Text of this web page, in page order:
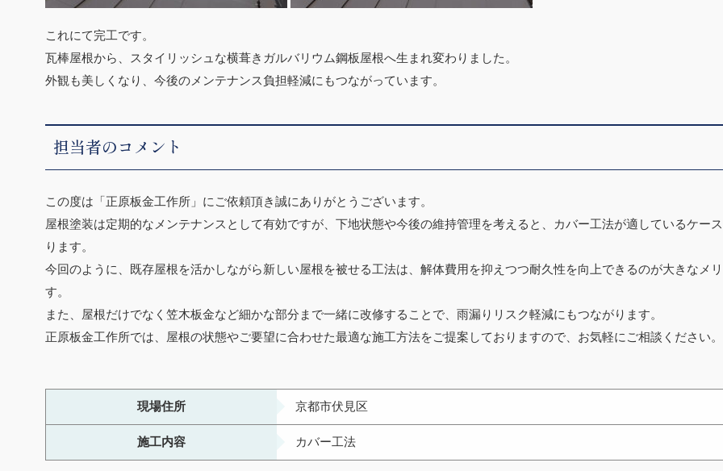
これにて完工です。
瓦棒屋根から、スタイリッシュな横葺きガルバリウム鋼板屋根へ生まれ変わりました。
外観も美しくなり、今後のメンテナンス負担軽減にもつながっています。
担当者のコメント
この度は「正原板金工作所」にご依頼頂き誠にありがとうございます。
屋根塗装は定期的なメンテナンスとして有効ですが、下地状態や今後の維持管理を考えると、カバー工法が適しているケー
ります。
今回のように、既存屋根を活かしながら新しい屋根を被せる工法は、解体費用を抑えつつ耐久性を向上できるのが大きなメ
す。
また、屋根だけでなく笠木板金など細かな部分まで一緒に改修することで、雨漏りリスク軽減にもつながります。
正原板金工作所では、屋根の状態やご要望に合わせた最適な施工方法をご提案しておりますので、お気軽にご相談ください。
現場住所 京都市伏見区
施工内容 カバー工法